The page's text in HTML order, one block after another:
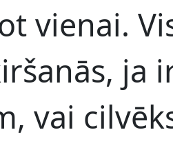
vienai.
ja
vai